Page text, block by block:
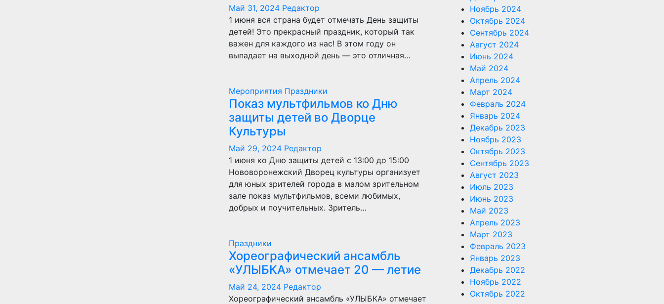
Май 31, 2024 Редактор
1 июня вся страна будет отмечать День защиты
детей! Это прекрасный праздник, который так
важен для каждого из нас! В этом году он
выпадает на выходной день — это отличная…
Мероприятия Праздники
Показ мультфильмов ко Дню
защиты детей во Дворце
Культуры
Май 29, 2024 Редактор
1 июня ко Дню защиты детей с 13:00 до 15:00
Нововоронежский Дворец культуры организует
для юных зрителей города в малом зрительном
зале показ мультфильмов, всеми любимых,
добрых и поучительных. Зритель…
Праздники
Хореографический ансамбль
«УЛЫБКА» отмечает 20 — летие
Май 24, 2024 Редактор
Хореографический ансамбль «УЛЫБКА» отмечает
Ноябрь 2024
Октябрь 2024
Сентябрь 2024
Август 2024
Июнь 2024
Май 2024
Апрель 2024
Март 2024
Февраль 2024
Январь 2024
Декабрь 2023
Ноябрь 2023
Октябрь 2023
Сентябрь 2023
Август 2023
Июль 2023
Июнь 2023
Май 2023
Апрель 2023
Март 2023
Февраль 2023
Январь 2023
Декабрь 2022
Ноябрь 2022
Октябрь 2022